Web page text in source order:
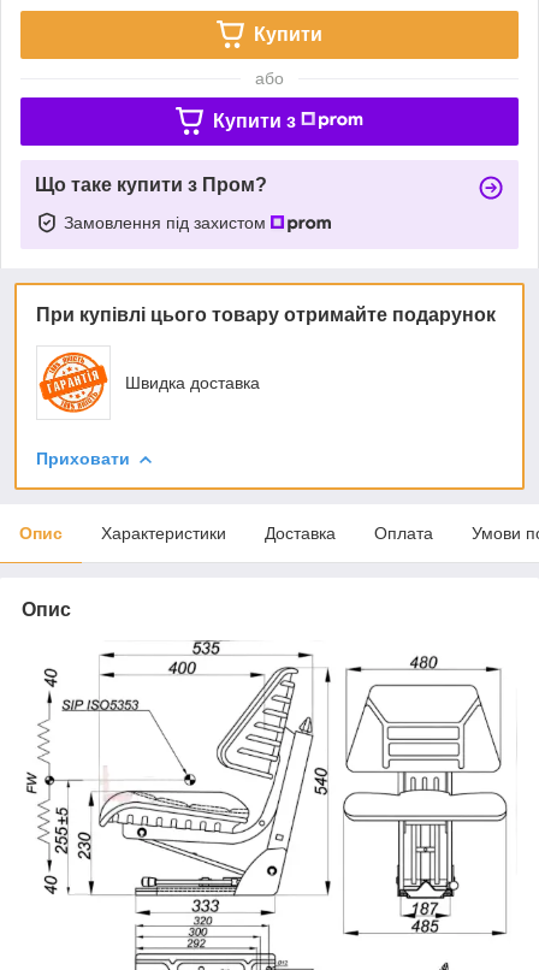
Купити
або
Купити з
Що таке купити з Пром?
Замовлення під захистом
При купівлі цього товару отримайте подарунок
Швидка доставка
Приховати
Опис Характеристики Доставка Оплата Умови
Опис